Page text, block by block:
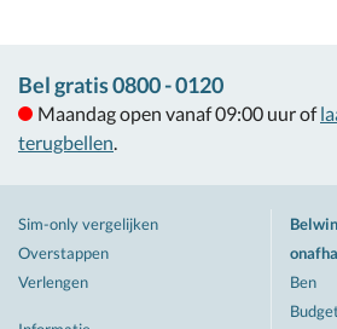
Bel gratis 0800 - 0120
Maandag open vanaf 09:00 uur of
terugbellen.
Sim-only vergelijken
Overstappen
Verlengen
Ben